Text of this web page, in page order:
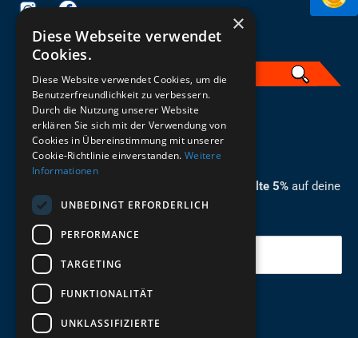
ZUM NEWSLETTER ANMELDEN
Melde dich jetzt zum Newsletter an und erhalte 5% auf deine
erste Bestellung.
Deine Email
Abschicken
German
×
Diese Webseite verwendet
Cookies.
Diese Website verwendet Cookies, um die
Benutzerfreundlichkeit zu verbessern.
Durch die Nutzung unserer Website
erklären Sie sich mit der Verwendung von
Cookies in Übereinstimmung mit unserer
Cookie-Richtlinie einverstanden. Weitere
Informationen
UNBEDINGT ERFORDERLICH
PERFORMANCE
TARGETING
FUNKTIONALITÄT
UNKLASSIFIZIERTE